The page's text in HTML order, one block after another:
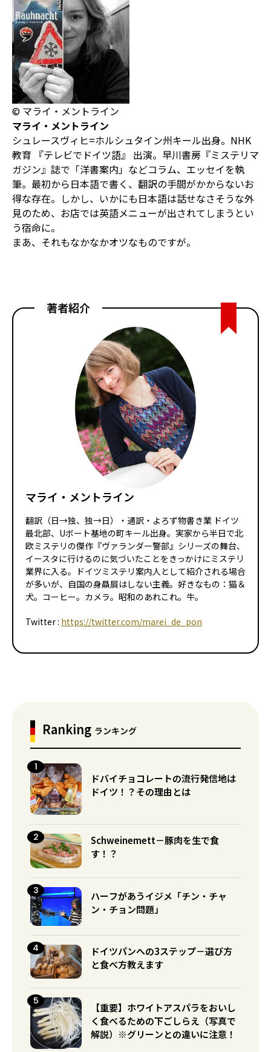
© マライ・メントライン
マライ・メントライン
シュレースヴィヒ=ホルシュタイン州キール出身。NHK
教育 『テレビでドイツ語』 出演。早川書房『ミステリマ
ガジン』誌で「洋書案内」などコラム、エッセイを執
筆。最初から日本語で書く、翻訳の手間がかからないお
得な存在。しかし、いかにも日本語は話せなさそうな外
見のため、お店では英語メニューが出されてしまうとい
う宿命に。
まあ、それもなかなかオツなものですが。
著者紹介
マライ・メントライン
翻訳（日→独、独→日）・通訳・よろず物書き業 ドイツ
最北部、Uボート基地の町キール出身。実家から半日で北
欧ミステリの傑作『ヴァランダー警部』シリーズの舞台、
イースタに行けるのに気づいたことをきっかけにミステリ
業界に入る。ドイツミステリ案内人として紹介される場合
が多いが、自国の身贔屓はしない主義。好きなもの：猫＆
犬。コーヒー。カメラ。昭和のあれこれ。牛。
Twitter : https://twitter.com/marei_de_pon
Ranking ランキング
ドバイチョコレートの流行発信地は
ドイツ！？その理由とは
Schweinemett－豚肉を生で食
す！？
ハーフがあうイジメ「チン・チャ
ン・チョン問題」
ドイツパンへの3ステップ－選び方
と食べ方教えます
【重要】ホワイトアスパラをおいし
く食べるための下ごしらえ（写真で
解説）※グリーンとの違いに注意！